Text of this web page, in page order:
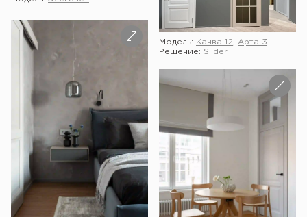
Модель: Канва 12
Арта 3
Решение: Slider